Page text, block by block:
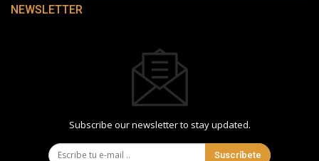
NEWSLETTER
Subscribe our newsletter to stay updated.
Suscríbete